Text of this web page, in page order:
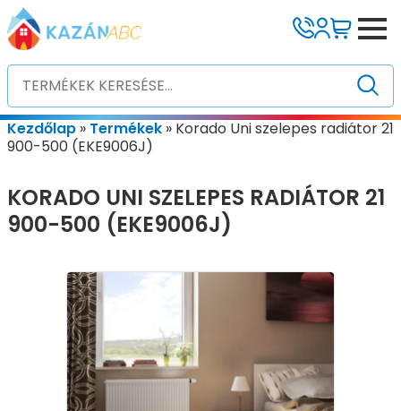
Kezdőlap » Termékek » Korado Uni szelepes radiátor 21
900-500 (EKE9006J)
KORADO UNI SZELEPES RADIÁTOR 21
900-500 (EKE9006J)